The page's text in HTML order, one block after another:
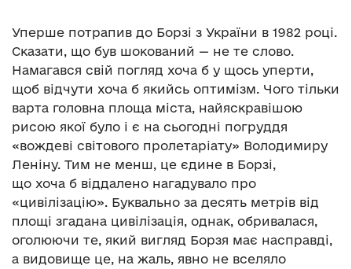
Уперше потрапив до Борзі з України в 1982 році.
Сказати, що був шокований — не те слово.
Намагався свій погляд хоча б у щось уперти,
щоб відчути хоча б якийсь оптимізм. Чого тільки
варта головна площа міста, найяскравішою
рисою якої було і є на сьогодні погруддя
«вождеві світового пролетаріату» Володимиру
Леніну. Тим не менш, це єдине в Борзі,
що хоча б віддалено нагадувало про
«цивілізацію». Буквально за десять метрів від
площі згадана цивілізація, однак, обривалася,
оголюючи те, який вигляд Борзя має насправді,
а видовище це, на жаль, явно не вселяло